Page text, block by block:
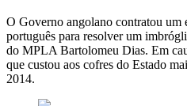
O Governo angolano contratou um
português para resolver um
do MPLA Bartolomeu Dias. Em
que custou aos cofres do Estado
2014.